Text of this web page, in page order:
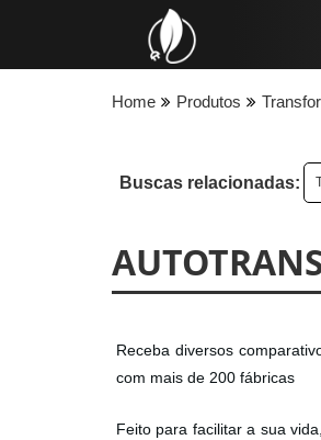
Home Produtos
Buscas relacionadas:
Receba diversos
com mais de 200 fábricas
Feito para facilitar a sua